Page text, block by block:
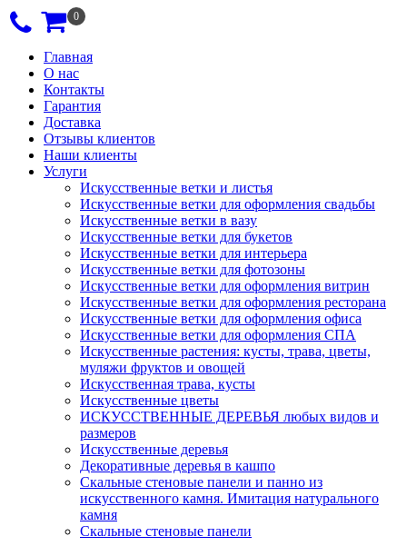
0
Главная
О нас
Контакты
Гарантия
Доставка
Отзывы клиентов
Наши клиенты
Услуги
Искусственные ветки и листья
Искусственные ветки для оформления свадьбы
Искусственные ветки в вазу
Искусственные ветки для букетов
Искусственные ветки для интерьера
Искусственные ветки для фотозоны
Искусственные ветки для оформления витрин
Искусственные ветки для оформления ресторана
Искусственные ветки для оформления офиса
Искусственные ветки для оформления СПА
Искусственные растения: кусты, трава, цветы,
муляжи фруктов и овощей
Искусственная трава, кусты
Искусственные цветы
ИСКУССТВЕННЫЕ ДЕРЕВЬЯ любых видов и
размеров
Искусственные деревья
Декоративные деревья в кашпо
Скальные стеновые панели и панно из
искусственного камня. Имитация натурального
камня
Скальные стеновые панели